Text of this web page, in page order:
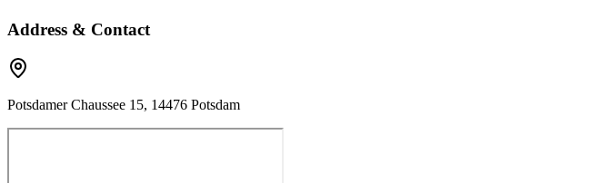
Address & Contact
Potsdamer Chaussee 15, 14476 Potsdam